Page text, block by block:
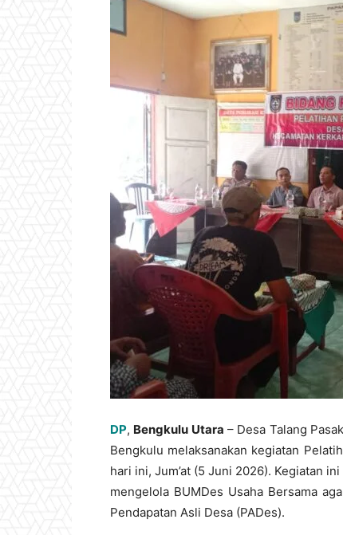
DP, Bengkulu Utara – Desa Talang
Bengkulu melaksanakan kegiatan
hari ini, Jum’at (5 Juni 2026). Kegiatan
mengelola BUMDes Usaha Bersama
Pendapatan Asli Desa (PADes).